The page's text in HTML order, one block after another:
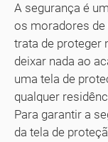
A segurança é
os moradores de
trata de proteger
deixar nada ao
uma tela de
qualquer
Para garantir a
da tela de